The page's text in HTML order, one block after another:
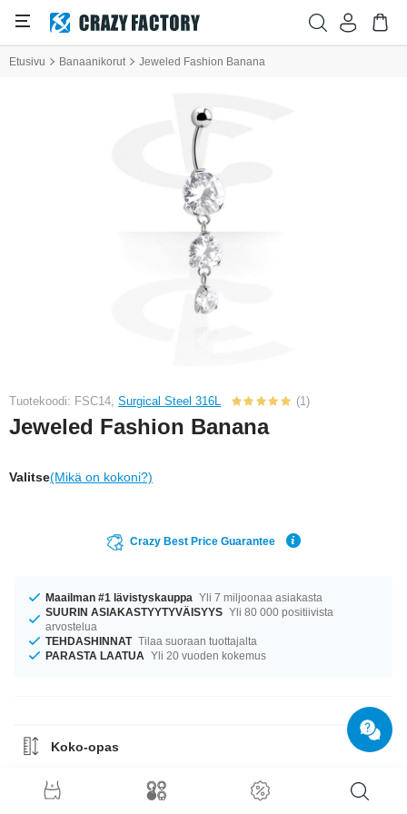
Etusivu Banaanikorut Jeweled Fashion Banana
Tuotekoodi: FSC14, Surgical Steel 316L (1)
Jeweled Fashion Banana
Valitse(Mikä on kokoni?)
Crazy Best Price Guarantee
Maailman #1 lävistyskauppa Yli 7 miljoonaa asiakasta
SUURIN ASIAKASTYYTYVÄISYYS Yli 80 000 positiivista
arvostelua
TEHDASHINNAT Tilaa suoraan tuottajalta
PARASTA LAATUA Yli 20 vuoden kokemus
Koko-opas
Materiaaliohje